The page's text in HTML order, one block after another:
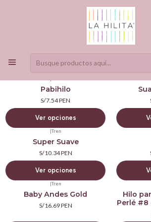
Productos
Pabihilo
S/7.54 PEN
Ver opciones
|Tren
Super Suave
S/10.34 PEN
Ver opciones
|Tren
Baby Andes Gold
S/16.69 PEN
Hilo
Perlé #8